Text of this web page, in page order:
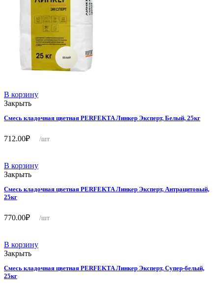
В корзину
Закрыть
Смесь кладочная цветная PERFEKTA Линкер Эксперт, Белый, 25кг
712.00₽ /шт
В корзину
Закрыть
Смесь кладочная цветная PERFEKTA Линкер Эксперт, Антрацитовый,
25кг
770.00₽ /шт
В корзину
Закрыть
Смесь кладочная цветная PERFEKTA Линкер Эксперт, Супер-белый,
25кг